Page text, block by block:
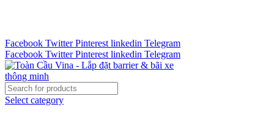
Facebook Twitter Pinterest linkedin Telegram
Facebook Twitter Pinterest linkedin Telegram
Select category